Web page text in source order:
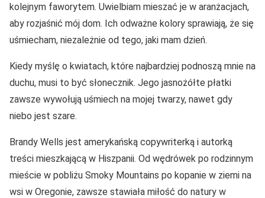
kolejnym faworytem. Uwielbiam mieszać je w aranżacjach,
aby rozjaśnić mój dom. Ich odważne kolory sprawiają, że się
uśmiecham, niezależnie od tego, jaki mam dzień.
Kiedy myślę o kwiatach, które najbardziej podnoszą mnie na
duchu, musi to być słonecznik. Jego jasnożółte płatki
zawsze wywołują uśmiech na mojej twarzy, nawet gdy
niebo jest szare.
Brandy Wells jest amerykańską copywriterką i autorką
treści mieszkającą w Hiszpanii. Od wędrówek po rodzinnym
mieście w pobliżu Smoky Mountains po kopanie w ziemi na
wsi w Oregonie, zawsze stawiała miłość do natury w